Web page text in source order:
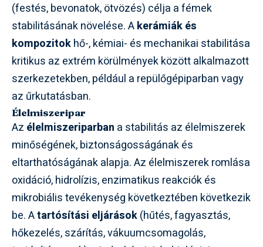
(festés, bevonatok, ötvözés) célja a fémek
stabilitásának növelése. Akerámiák és
kompozitokhő-, kémiai- és mechanikai stabilitása
kritikus az extrém körülmények között alkalmazott
szerkezetekben, például a repülőgépiparban vagy
az űrkutatásban.
Élelmiszeripar
Az élelmiszeriparban a stabilitás az élelmiszerek
minőségének, biztonságosságának és
eltarthatóságának alapja. Az élelmiszerek romlása
oxidáció, hidrolízis, enzimatikus reakciók és
mikrobiális tevékenység következtében következik
be. Atartósítási eljárások(hűtés, fagyasztás,
hőkezelés, szárítás, vákuumcsomagolás,